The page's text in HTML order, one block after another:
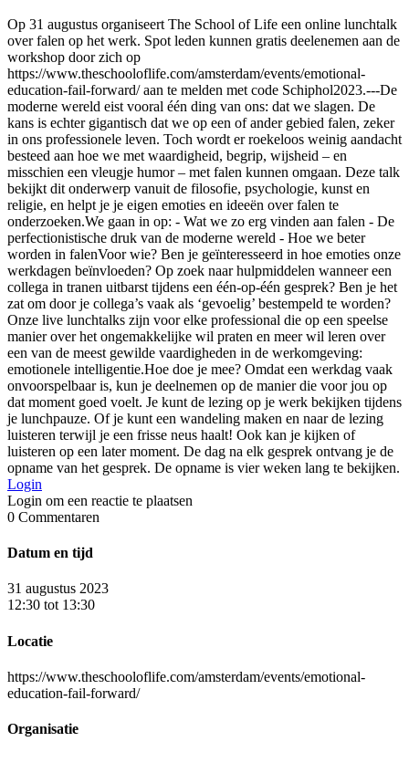
Op 31 augustus organiseert The School of Life een online lunchtalk
over falen op het werk. Spot leden kunnen gratis deelenemen aan de
workshop door zich op
https://www.theschooloflife.com/amsterdam/events/emotional-
education-fail-forward/ aan te melden met code Schiphol2023.---De
moderne wereld eist vooral één ding van ons: dat we slagen. De
kans is echter gigantisch dat we op een of ander gebied falen, zeker
in ons professionele leven. Toch wordt er roekeloos weinig aandacht
besteed aan hoe we met waardigheid, begrip, wijsheid – en
misschien een vleugje humor – met falen kunnen omgaan. Deze talk
bekijkt dit onderwerp vanuit de filosofie, psychologie, kunst en
religie, en helpt je je eigen emoties en ideeën over falen te
onderzoeken.We gaan in op: - Wat we zo erg vinden aan falen - De
perfectionistische druk van de moderne wereld - Hoe we beter
worden in falenVoor wie? Ben je geïnteresseerd in hoe emoties onze
werkdagen beïnvloeden? Op zoek naar hulpmiddelen wanneer een
collega in tranen uitbarst tijdens een één-op-één gesprek? Ben je het
zat om door je collega’s vaak als ‘gevoelig’ bestempeld te worden?
Onze live lunchtalks zijn voor elke professional die op een speelse
manier over het ongemakkelijke wil praten en meer wil leren over
een van de meest gewilde vaardigheden in de werkomgeving:
emotionele intelligentie.Hoe doe je mee? Omdat een werkdag vaak
onvoorspelbaar is, kun je deelnemen op de manier die voor jou op
dat moment goed voelt. Je kunt de lezing op je werk bekijken tijdens
je lunchpauze. Of je kunt een wandeling maken en naar de lezing
luisteren terwijl je een frisse neus haalt! Ook kan je kijken of
luisteren op een later moment. De dag na elk gesprek ontvang je de
opname van het gesprek. De opname is vier weken lang te bekijken.
Login
Login om een reactie te plaatsen
0 Commentaren
Datum en tijd
31 augustus 2023
12:30 tot 13:30
Locatie
https://www.theschooloflife.com/amsterdam/events/emotional-
education-fail-forward/
Organisatie